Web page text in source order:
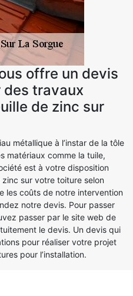
offre un devis
des travaux
de zinc sur
métallique à l’instar de la tôle
matériaux comme la tuile,
est à votre disposition
zinc sur votre toiture selon
les coûts de notre intervention
notre devis. Pour passer
passer par le site web de
le devis. Un devis qui
pour réaliser votre projet
pour l’installation.